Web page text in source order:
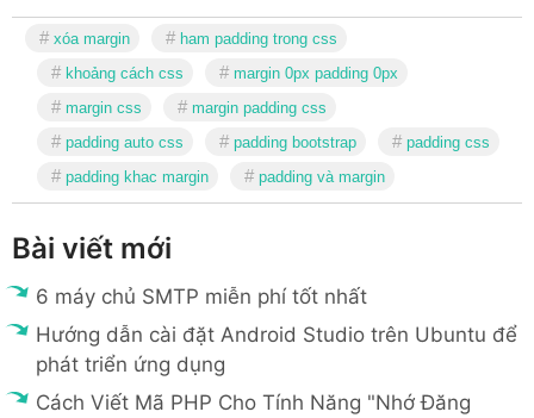
xóa margin
ham padding trong css
khoảng cách css
margin 0px padding 0px
margin css
margin padding css
padding auto css
padding bootstrap
padding css
padding khac margin
padding và margin
Bài viết mới
6 máy chủ SMTP miễn phí tốt nhất
Hướng dẫn cài đặt Android Studio trên Ubuntu để
phát triển ứng dụng
Cách Viết Mã PHP Cho Tính Năng "Nhớ Đăng